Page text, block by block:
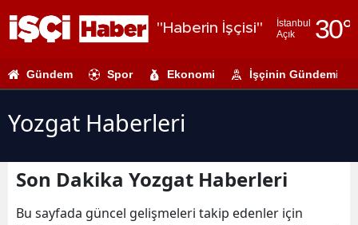
"Haberin İşçisi"
İstanbul
Açık
30°
Adıyaman
Ankara
Gündem Spor Ekonomi İşçinin Gündemi
Yozgat Haberleri
Son Dakika Yozgat Haberleri
Bu sayfada güncel gelişmeleri takip edenler için